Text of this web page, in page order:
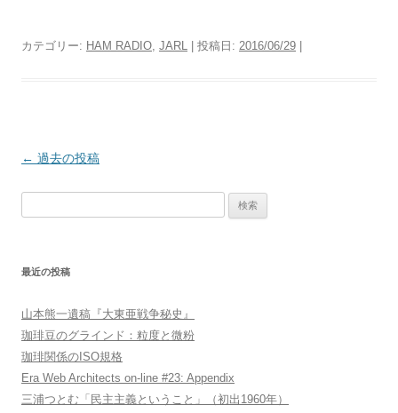
カテゴリー: HAM RADIO, JARL | 投稿日: 2016/06/29
投
シ
ョ
ン
← 過去の投稿
最近の投稿
山本熊一遺稿『大東亜戦争秘史』
珈琲豆のグラインド：粒度と微粉
珈琲関係のISO規格
Era Web Architects on-line #23: Appendix
三浦つとむ「民主主義ということ」（初出1960年）